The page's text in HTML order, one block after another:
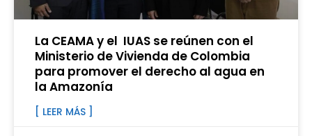
La CEAMA y el IUAS se reúnen con el
Ministerio de Vivienda de Colombia
para promover el derecho al agua en
la Amazonía
[ LEER MÁS ]